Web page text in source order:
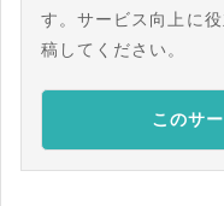
す。サービス向上に
稿してください。
このサ